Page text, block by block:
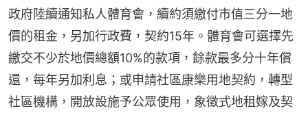
政府陸續通知私人體育會，續約須繳付市值三分一地
價的租金，另加行政費，契約15年。體育會可選擇先
繳交不少於地價總額10%的款項，餘款最多分十年償
還，每年另加利息；或申請社區康樂用地契約，轉型
社區機構，開放設施予公眾使用，象徵式地租嫁及契